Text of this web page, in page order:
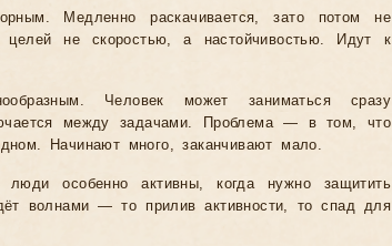
Медленно раскачивается, зато потом не
целей не скоростью, а настойчивостью. Идут к
Человек может заниматься сразу
между задачами. Проблема — в том, что
Начинают много, заканчивают мало.
особенно активны, когда нужно защитить
волнами — то прилив активности, то спад для